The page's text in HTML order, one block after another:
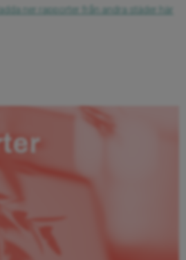
ner rapporter från andra städer här